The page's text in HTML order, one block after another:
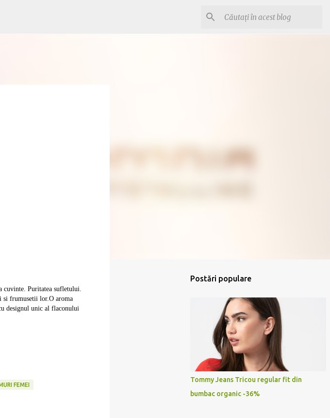
cuvinte. Puritatea sufletului.
si frumusetii lor.O aroma
designul unic al flaconului
FEMEI
Postări populare
Tommy Jeans Tricou regular fit din
bumbac organic -36%